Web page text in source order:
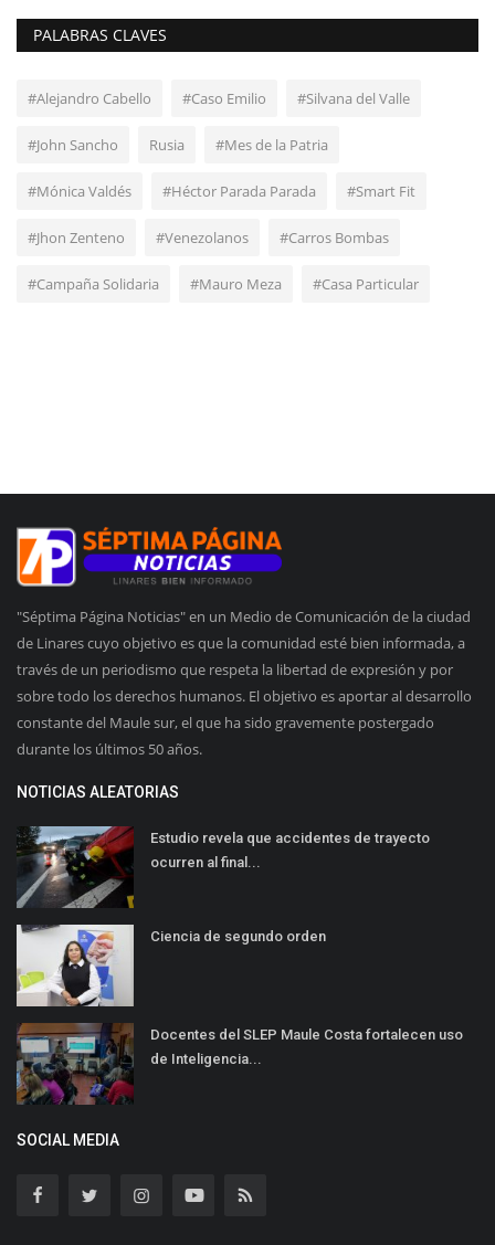
PALABRAS CLAVES
#Alejandro Cabello #Caso Emilio #Silvana del Valle
#John Sancho Rusia #Mes de la Patria
#Mónica Valdés #Héctor Parada Parada #Smart Fit
#Jhon Zenteno #Venezolanos #Carros Bombas
#Campaña Solidaria #Mauro Meza #Casa Particular
"Séptima Página Noticias" en un Medio de Comunicación de la ciudad
de Linares cuyo objetivo es que la comunidad esté bien informada, a
través de un periodismo que respeta la libertad de expresión y por
sobre todo los derechos humanos. El objetivo es aportar al desarrollo
constante del Maule sur, el que ha sido gravemente postergado
durante los últimos 50 años.
NOTICIAS ALEATORIAS
Estudio revela que accidentes de trayecto
ocurren al final...
Ciencia de segundo orden
Docentes del SLEP Maule Costa fortalecen uso
de Inteligencia...
SOCIAL MEDIA